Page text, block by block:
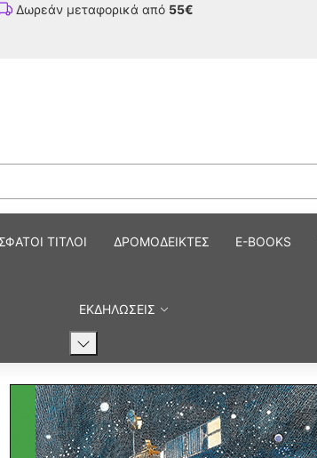
Δωρεάν μεταφορικά από 55€
ΤΙΤΛΟΙ ΔΡΟΜΟΔΕΙΚΤΕΣ E-BOOKS
ΕΚΔΗΛΩΣΕΙΣ